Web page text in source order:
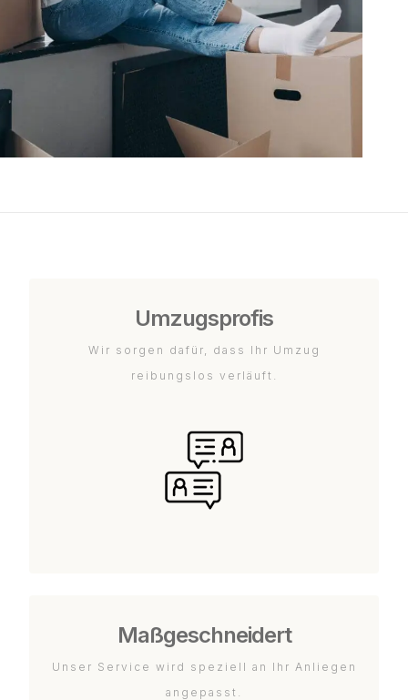
Umzugsprofis
Wir sorgen dafür, dass Ihr Umzug
reibungslos verläuft.
Maßgeschneidert
Unser Service wird speziell an Ihr Anliegen
angepasst.